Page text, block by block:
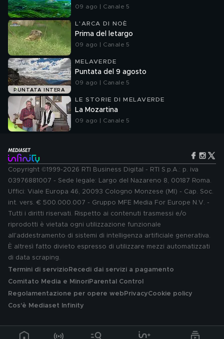
09 ago | Canale 5
L'ARCA DI NOÈ
Prima del letargo
09 ago | Canale 5
PUNTATA INTERA
MELAVERDE
Puntata del 9 agosto
09 ago | Canale 5
LE STORIE DI MELAVERDE
La Mozartina
09 ago | Canale 5
Copyright ©1999-2026 RTI Business Digital - RTI S.p.A.: p. iva
03976881007 - Sede legale: Largo del Nazareno 8, 00187 Roma.
Uffici: Viale Europa 46, 20093 Cologno Monzese (MI) - Cap. Soc.
int. vers. € 500.000.007 - Gruppo MFE Media For Europe N.V. -
Tutti i diritti riservati. Rispetto ai contenuti trasmessi e/o
riprodotti è vietata ogni utilizzazione funzionale
all'addestramento di sistemi di intelligenza artificiale generativa.
È altresì fatto divieto espresso di utilizzare mezzi automatizzati
di data scraping.
Termini di servizio Recedi dai servizi a pagamento
Comitato Media e MinoriParental Control
Regolamentazione per opere web PrivacyCookie policy
Cos'è Mediaset Infinity